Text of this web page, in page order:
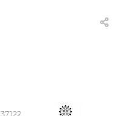
37122